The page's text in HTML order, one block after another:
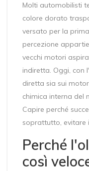
Molti automobilisti
colore dorato
versato per la
percezione
vecchi motori
indiretta. Oggi, con
diretta sia sui
chimica interna del
Capire perché
soprattutto, evitare
Perché
così